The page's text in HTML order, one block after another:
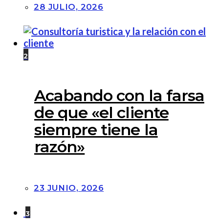
28 JULIO, 2026
2
Acabando con la farsa
de que «el cliente
siempre tiene la
razón»
23 JUNIO, 2026
3